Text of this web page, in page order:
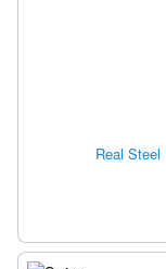
Real Steel